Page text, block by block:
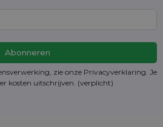
zie onze Privacyverklaring. Je
kosten uitschrijven. (verplicht)